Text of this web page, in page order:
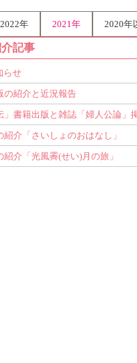
2022年 2021年 2020年
記事
らせ
の紹介と近況報告
」書籍出版と雑誌「婦人公論」
介「さいしょのおはなし」
介「光風霽(せい)月の旅」